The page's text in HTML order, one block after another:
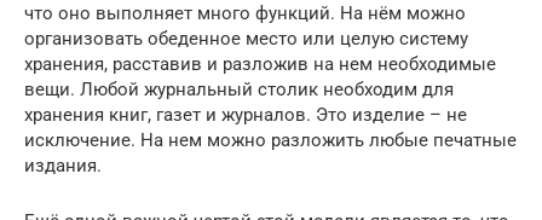
что оно выполняет много функций. На нём можно
организовать обеденное место или целую систему
хранения, расставив и разложив на нем необходимые
вещи. Любой журнальный столик необходим для
хранения книг, газет и журналов. Это изделие – не
исключение. На нем можно разложить любые печатные
издания.